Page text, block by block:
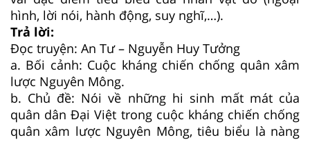
hình, lời nói, hành động, suy nghĩ,…).
Trả lời:
Đọc truyện: An Tư – Nguyễn Huy Tưởng
a. Bối cảnh: Cuộc kháng chiến chống quân xâm
lược Nguyên Mông.
b. Chủ đề: Nói về những hi sinh mất mát của
quân dân Đại Việt trong cuộc kháng chiến chống
quân xâm lược Nguyên Mông, tiêu biểu là nàng